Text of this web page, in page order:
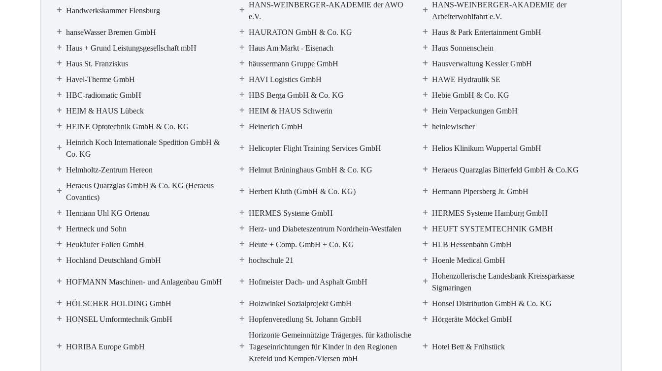
Handwerkskammer Flensburg
HANS-WEINBERGER-AKADEMIE der AWO
e.V.
HANS-WEINBERGER-AKADEMIE der
Arbeiterwohlfahrt e.V.
hanseWasser Bremen GmbH
HAURATON GmbH & Co. KG
Haus & Park Entertainment GmbH
Haus + Grund Leistungsgesellschaft mbH
Haus Am Markt - Eisenach
Haus Sonnenschein
Haus St. Franziskus
häussermann Gruppe GmbH
Hausverwaltung Kessler GmbH
Havel-Therme GmbH
HAVI Logistics GmbH
HAWE Hydraulik SE
HBC-radiomatic GmbH
HBS Berga GmbH & Co. KG
Hebie GmbH & Co. KG
HEIM & HAUS Lübeck
HEIM & HAUS Schwerin
Hein Verpackungen GmbH
HEINE Optotechnik GmbH & Co. KG
Heinerich GmbH
heinlewischer
Heinrich Koch Internationale Spedition GmbH &
Co. KG
Helicopter Flight Training Services GmbH Helios Klinikum Wuppertal GmbH
Helmholtz-Zentrum Hereon Helmut Brüninghaus GmbH & Co. KG
Heraeus Quarzglas Bitterfeld GmbH & Co.KG
Heraeus Quarzglas GmbH & Co. KG (Heraeus
Covantics)
Herbert Kluth (GmbH & Co. KG) Hermann Pipersberg Jr. GmbH
Hermann Uhl KG Ortenau HERMES Systeme GmbH
HERMES Systeme Hamburg GmbH
Hertneck und Sohn
Herz- und Diabeteszentrum Nordrhein-Westfalen
HEUFT SYSTEMTECHNIK GMBH
Heukäufer Folien GmbH
Heute + Comp. GmbH + Co. KG
HLB Hessenbahn GmbH
Hochland Deutschland GmbH
hochschule 21 Hoenle Medical GmbH
HOFMANN Maschinen- und Anlagenbau GmbH Hofmeister Dach- und Asphalt GmbH
Hohenzollerische Landesbank Kreissparkasse
Sigmaringen
HÖLSCHER HOLDING GmbH
Holzwinkel Sozialprojekt GmbH
Honsel Distribution GmbH & Co. KG
HONSEL Umformtechnik GmbH
Hopfenveredlung St. Johann GmbH Hörgeräte Möckel GmbH
HORIBA Europe GmbH
Horizonte Gemeinnützige Trägerges. für katholische
Tageseinrichtungen für Kinder in den Regionen
Krefeld und Kempen/Viersen mbH
Hotel Bett & Frühstück